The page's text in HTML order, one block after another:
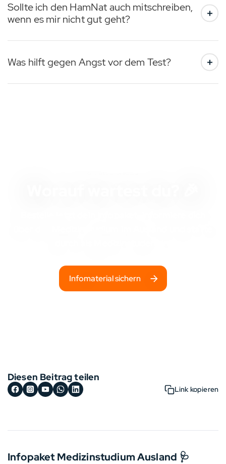
Sollte ich den HamNat auch mitschreiben,
wenn es mir nicht gut geht?
Was hilft gegen Angst vor dem Test?
Infomaterial sichern
Diesen Beitrag teilen
Link kopieren
Infopaket Medizinstudium Ausland 🩺